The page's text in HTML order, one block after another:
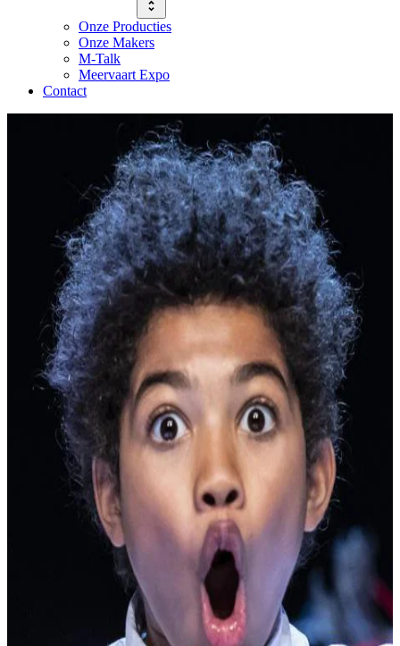
Onze Producties
Onze Makers
M-Talk
Meervaart Expo
Contact